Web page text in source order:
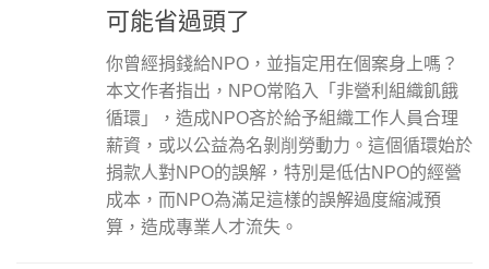
可能省過頭了
你曾經捐錢給NPO，並指定用在個案身上嗎？
本文作者指出，NPO常陷入「非營利組織飢餓
循環」，造成NPO吝於給予組織工作人員合理
薪資，或以公益為名剝削勞動力。這個循環始於
捐款人對NPO的誤解，特別是低估NPO的經營
成本，而NPO為滿足這樣的誤解過度縮減預
算，造成專業人才流失。